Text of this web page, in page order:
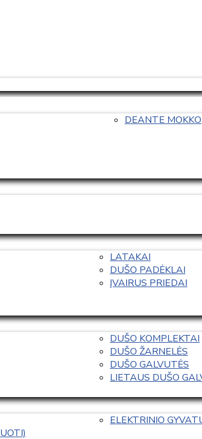
DEANTE MOKKO
LATAKAI
DUŠO PADĖKLAI
ĮVAIRUS PRIEDAI
DUŠO KOMPLEKTAI
DUŠO ŽARNELĖS
DUŠO GALVUTĖS
LIETAUS DUŠO
ELEKTRINIO